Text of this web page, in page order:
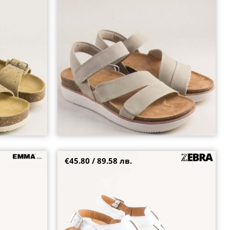
кафяв цвят
Бели дамски сандали Zebra на клин ходило с
39
€45.80 / 89.58 лв.